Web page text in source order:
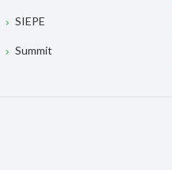
SIEPE
Summit